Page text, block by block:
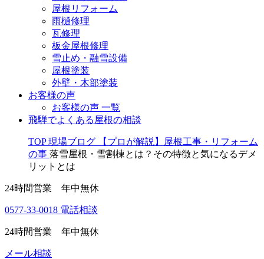
屋根リフォーム
雨樋修理
瓦修理
板金屋根修理
雪止め・融雪設備
屋根塗装
外壁・木部塗装
お客様の声
お客様の声 一覧
飛騨でよくある屋根の相談
TOP 現場ブログ
【プロが解説】屋根工事・リフォーム
の事 落雪屋根・雪割棟とは？その特徴と気になるデメ
リットとは
24時間営業 年中無休
0577-33-0018 電話相談
24時間営業 年中無休
メール相談